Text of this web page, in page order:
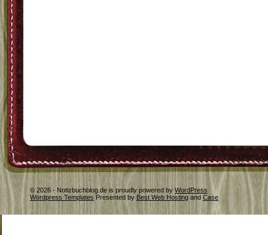
© 2026 - Notizbuchblog.de is proudly powered by WordPress
Wordpress Templates Presented by Best Web Hosting and Case